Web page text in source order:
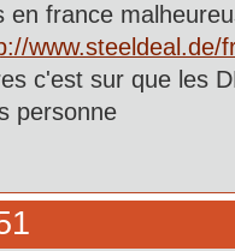
en france
www.steeldeal.de/
c'est sur que les
personne